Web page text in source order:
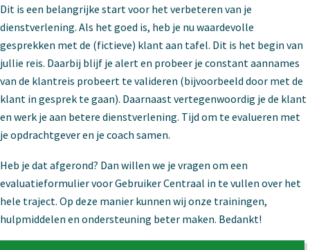
Dit is een belangrijke start voor het verbeteren van je
dienstverlening. Als het goed is, heb je nu waardevolle
gesprekken met de (fictieve) klant aan tafel. Dit is het begin van
jullie reis. Daarbij blijf je alert en probeer je constant aannames
van de klantreis probeert te valideren (bijvoorbeeld door met de
klant in gesprek te gaan). Daarnaast vertegenwoordig je de klant
en werk je aan betere dienstverlening. Tijd om te evalueren met
je opdrachtgever en je coach samen.
Heb je dat afgerond? Dan willen we je vragen om een
evaluatieformulier voor Gebruiker Centraal in te vullen over het
hele traject. Op deze manier kunnen wij onze trainingen,
hulpmiddelen en ondersteuning beter maken. Bedankt!